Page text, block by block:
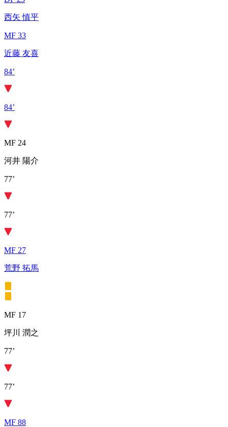
西矢 慎平
MF 33
近藤 友喜
84’
84’
MF 24
河井 陽介
77’
77’
MF 27
荒野 拓馬
MF 17
坪川 潤之
77’
77’
MF 88